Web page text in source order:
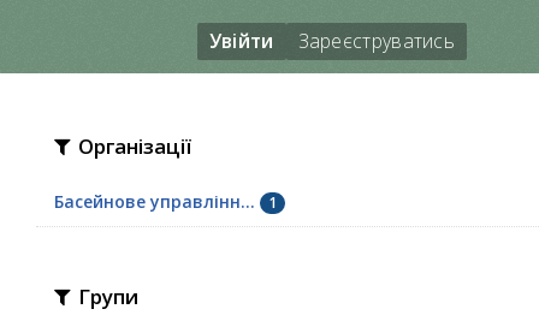
Увійти Зареєструватись
Організації
Басейнове управлінн... 1
Групи